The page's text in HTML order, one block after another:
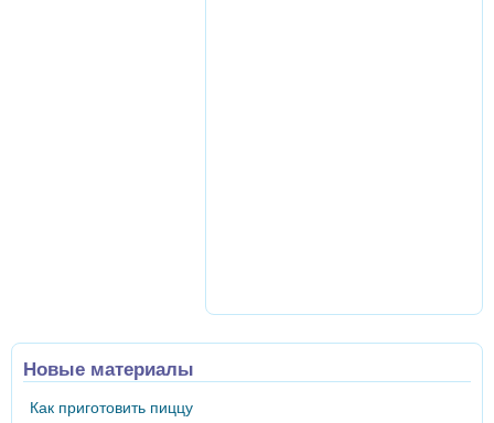
Новые материалы
Как приготовить пиццу